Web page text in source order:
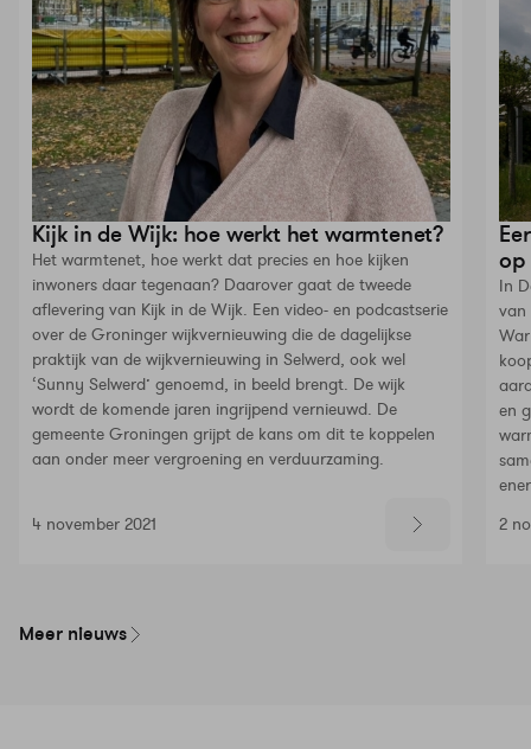
Kijk in de Wijk: hoe werkt het warmtenet?
Het warmtenet, hoe werkt dat precies en hoe kijken
inwoners daar tegenaan? Daarover gaat de tweede
aflevering van Kijk in de Wijk. Een video- en podcastserie
over de Groninger wijkvernieuwing die de dagelijkse
praktijk van de wijkvernieuwing in Selwerd, ook wel
‘Sunny Selwerd’ genoemd, in beeld brengt. De wijk
wordt de komende jaren ingrijpend vernieuwd. De
gemeente Groningen grijpt de kans om dit te koppelen
aan onder meer vergroening en verduurzaming.
4 november 2021
op
In
van
en
2
Meer nieuws